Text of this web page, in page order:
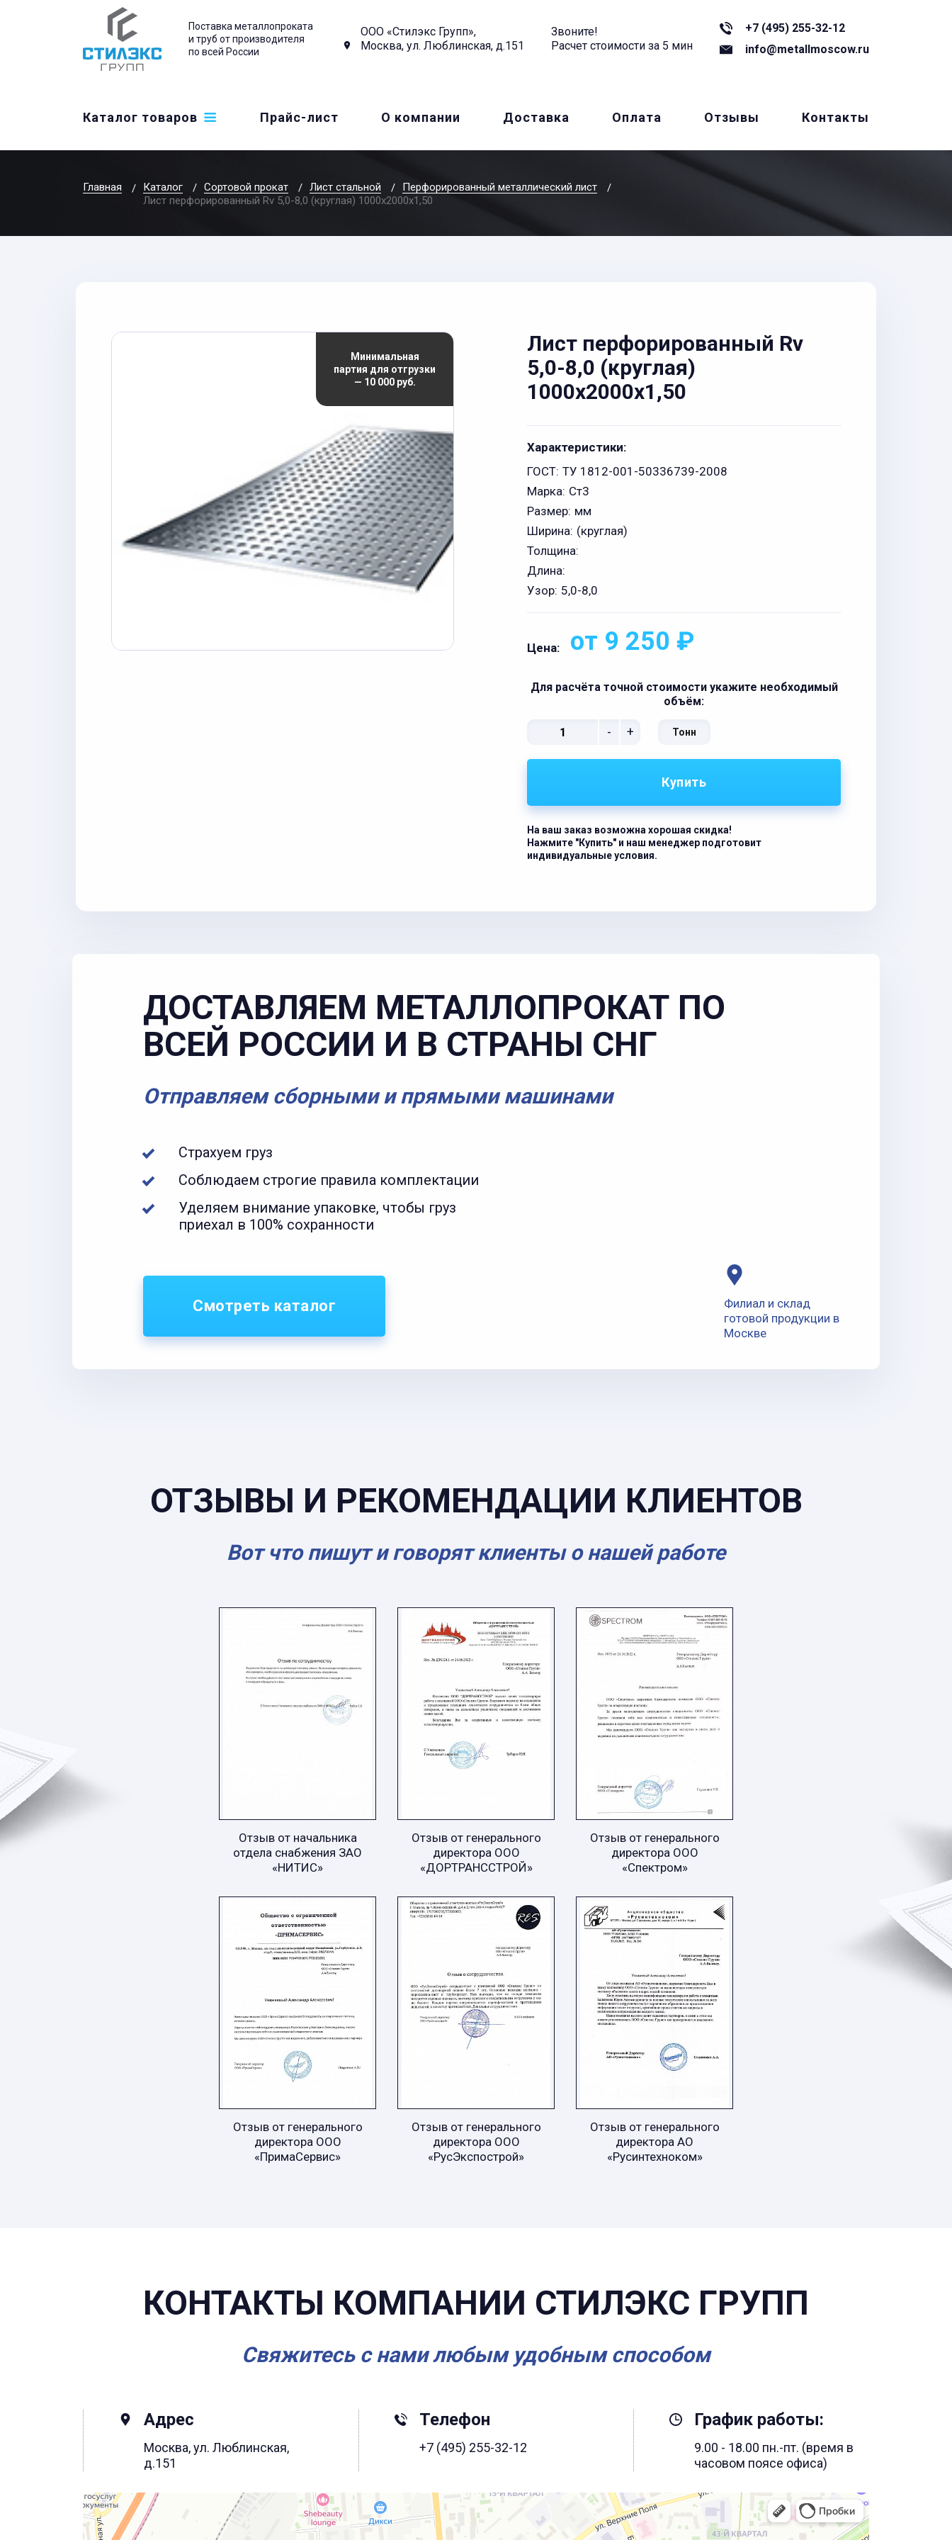
Поставка металлопроката
и труб от производителя
по всей России
ООО «Стилэкс Групп»,
Москва, ул. Люблинская, д.151
Звоните!
Расчет стоимости за 5 мин
+7 (495) 255-32-12
info@metallmoscow.ru
Каталог товаров Прайс-лист О компании Доставка Оплата Отзывы Контакты
Главная Каталог Сортовой прокат Лист стальной
Перфорированный металлический лист
Лист перфорированный Rv 5,0-8,0 (круглая) 1000х2000x1,50
Минимальная
партия для отгрузки
— 10 000 руб.
Лист перфорированный Rv
5,0-8,0 (круглая)
1000х2000x1,50
Характеристики:
ГОСТ: ТУ 1812-001-50336739-2008
Марка: Ст3
Размер: мм
Ширина: (круглая)
Толщина:
Длина:
Узор: 5,0-8,0
Цена: от 9 250 ₽
Для расчёта точной стоимости укажите необходимый
объём:
- + Тонн
Купить
На ваш заказ возможна хорошая скидка!
Нажмите "Купить" и наш менеджер подготовит
индивидуальные условия.
Филиал и склад
готовой продукции в
Москве
ДОСТАВЛЯЕМ МЕТАЛЛОПРОКАТ ПО
ВСЕЙ РОССИИ И В СТРАНЫ СНГ
Отправляем сборными и прямыми машинами
Страхуем груз
Соблюдаем строгие правила комплектации
Уделяем внимание упаковке, чтобы груз
приехал в 100% сохранности
Смотреть каталог
ОТЗЫВЫ И РЕКОМЕНДАЦИИ КЛИЕНТОВ
Вот что пишут и говорят клиенты о нашей работе
Отзыв от начальника
отдела снабжения ЗАО
«НИТИС»
Отзыв от генерального
директора ООО
«ДОРТРАНССТРОЙ»
Отзыв от генерального
директора ООО
«Спектром»
Отзыв от генерального
директора ООО
«ПримаСервис»
Отзыв от генерального
директора ООО
«РусЭкспострой»
Отзыв от генерального
директора АО
«Русинтехноком»
КОНТАКТЫ КОМПАНИИ СТИЛЭКС ГРУПП
Свяжитесь с нами любым удобным способом
Адрес
Москва, ул. Люблинская,
д.151
Телефон
+7 (495) 255-32-12
График работы:
9.00 - 18.00 пн.-пт. (время в
часовом поясе офиса)